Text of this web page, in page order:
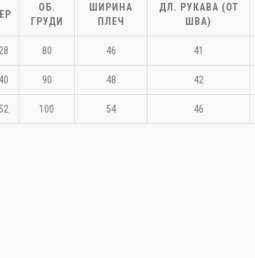
Скачать фото
80 46 41
90 48 42
100 54 46
ОБ.
ГРУДИ
ШИРИНА
ПЛЕЧ
ДЛ. РУКАВА (ОТ
ШВА)